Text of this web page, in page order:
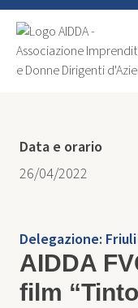
Delegazione:
AIDDA
film
Data e orario
26/04/2022